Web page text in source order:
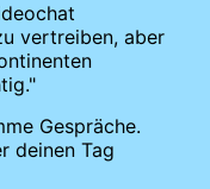
vertreiben, aber
Gespräche.
deinen Tag